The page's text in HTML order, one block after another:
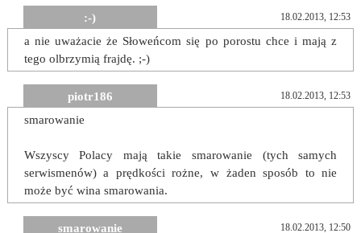
:-) 18.02.2013, 12:53
a nie uważacie że Słoweńcom się po porostu chce i mają z
tego olbrzymią frajdę. ;-)
piotr186 18.02.2013, 12:53
smarowanie
Wszyscy Polacy mają takie smarowanie (tych samych
serwismenów) a prędkości rożne, w żaden sposób to nie
może być wina smarowania.
smarowanie 18.02.2013, 12:50